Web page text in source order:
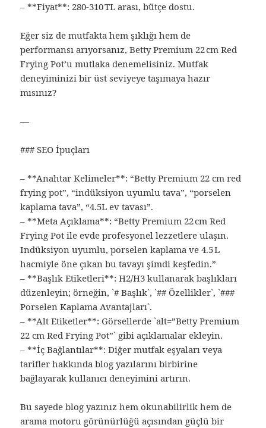
– **Fiyat**: 280-310 TL arası, bütçe dostu.
Eğer siz de mutfakta hem şıklığı hem de
performansı arıyorsanız, Betty Premium 22 cm Red
Frying Pot’u mutlaka denemelisiniz. Mutfak
deneyiminizi bir üst seviyeye taşımaya hazır
mısınız?
—
### SEO İpuçları
– **Anahtar Kelimeler**: “Betty Premium 22 cm red
frying pot”, “indüksiyon uyumlu tava”, “porselen
kaplama tava”, “4.5L ev tavası”.
– **Meta Açıklama**: “Betty Premium 22 cm Red
Frying Pot ile evde profesyonel lezzetlere ulaşın.
Indüksiyon uyumlu, porselen kaplama ve 4.5 L
hacmiyle öne çıkan bu tavayı şimdi keşfedin.”
– **Başlık Etiketleri**: H2/H3 kullanarak başlıkları
düzenleyin; örneğin, `# Başlık`, `## Özellikler`, `###
Porselen Kaplama Avantajları`.
– **Alt Etiketler**: Görsellerde `alt=”Betty Premium
22 cm Red Frying Pot”` gibi açıklamalar ekleyin.
– **İç Bağlantılar**: Diğer mutfak eşyaları veya
tarifler hakkında blog yazılarını birbirine
bağlayarak kullanıcı deneyimini artırın.
Bu sayede blog yazınız hem okunabilirlik hem de
arama motoru görünürlüğü açısından güçlü bir